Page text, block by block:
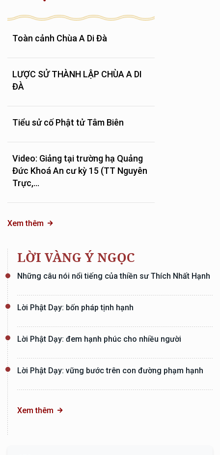
Toàn cảnh Chùa A Di Đà
LƯỢC SỬ THÀNH LẬP CHÙA A DI
ĐÀ
Tiểu sử cố Phật tử Tâm Biên
Video: Giảng tại trường hạ Quảng
Đức Khoá An cư kỳ 15 (TT Nguyên
Trực,...
Xem thêm
LỜI VÀNG Ý NGỌC
Những câu nói nổi tiếng của thiền sư Thích Nhất Hạnh
Lời Phật Dạy: bốn pháp tịnh hạnh
Lời Phật Dạy: đem hạnh phúc cho nhiều người
Lời Phật Dạy: vững bước trên con đường phạm hạnh
Xem thêm